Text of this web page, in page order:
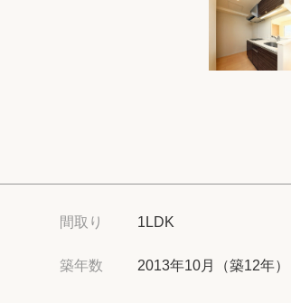
間取り 1LDK
築年数 2013年10月（築12年）